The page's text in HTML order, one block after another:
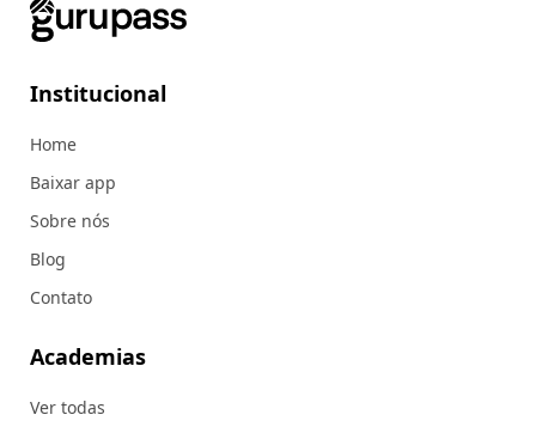
Institucional
Home
Baixar app
Sobre nós
Blog
Contato
Academias
Ver todas